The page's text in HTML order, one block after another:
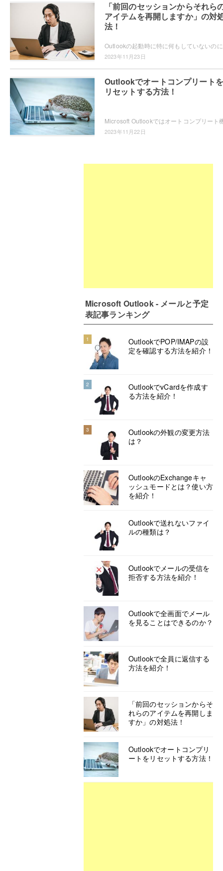
「前回のセッションからそれら
アイテムを再開しますか」の対
法！
2023年11月23日
Outlookでオートコンプリートを
リセットする方法！
2023年11月22日
Microsoft Outlook - メールと予定
表記事ランキング
1
OutlookでPOP/IMAPの設
定を確認する方法を紹介！
2
OutlookでvCardを作成す
る方法を紹介！
3
Outlookの外観の変更方法
は？
OutlookのExchangeキャ
ッシュモードとは？使い方
を紹介！
Outlookで送れないファイ
ルの種類は？
Outlookでメールの受信を
拒否する方法を紹介！
Outlookで全画面でメール
を見ることはできるのか？
Outlookで全員に返信する
方法を紹介！
「前回のセッションからそ
れらのアイテムを再開しま
すか」の対処法！
Outlookでオートコンプリ
ートをリセットする方法！